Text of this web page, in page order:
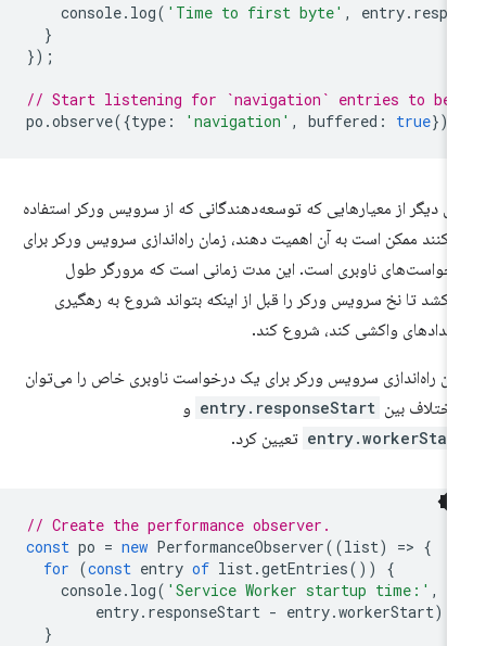
console.log('Time to first byte', entry.
// Start listening for `navigation` entries to be
po.observe({type : 'navigation', buffered: true
دیگر از معیارهایی که توسعه‌دهندگانی که از سرویس ورکر استفاده
ممکن است به آن اهمیت دهند، زمان راه‌اندازی سرویس ورکر برای
ناوبری است. این مدت زمانی است که مرورگر طول
تا نخ سرویس ورکر را قبل از اینکه بتواند شروع به رهگیری
واکشی کند، شروع کند.
راه‌اندازی سرویس ورکر برای یک درخواست ناوبری خاص را می‌توان
اختلاف بین entry.responseStart و
تعیین کرد.
// Create the performance observer.
const po = new PerformanceObserver((list) =
for (const entry of list.getEntries ())
console.log('Service Worker startup time:'
entry.responseStart - entry.workerStart